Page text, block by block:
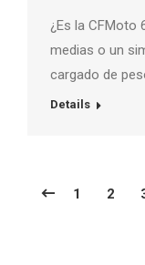
¿Es la CFMoto
medias o un
cargado de
Details
1 2